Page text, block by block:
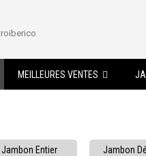
MEILLEURES VENTES
Jambon Entier Jambon